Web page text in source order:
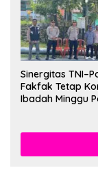
Sinergitas
Fakfak Tetap
Ibadah Minggu